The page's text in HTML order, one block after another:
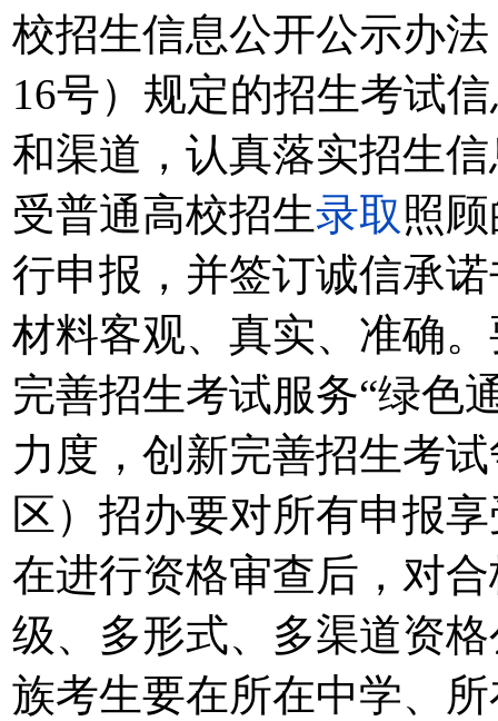
校招生信息公开公示办
16号）规定的招生考试
和渠道，认真落实招生
受普通高校招生录取照
行申报，并签订诚信承
材料客观、真实、准确
完善招生考试服务“绿色
力度，创新完善招生考
区）招办要对所有申报
在进行资格审查后，对
级、多形式、多渠道资
族考生要在所在中学、